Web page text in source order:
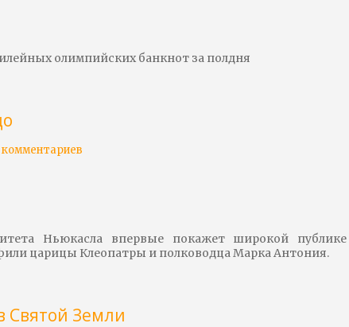
олимпийских банкнот за полдня
комментариев
Ньюкасла впервые покажет широкой публике
царицы Клеопатры и полководца Марка Антония.
Святой Земли